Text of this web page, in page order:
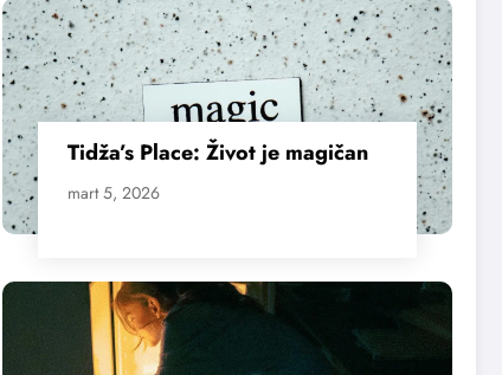
Tidža’s Place: Život je magičan
mart 5, 2026